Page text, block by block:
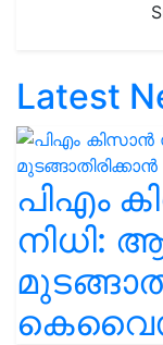
Latest
പിഎം
നിധി: